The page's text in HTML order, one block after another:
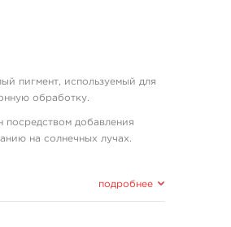
пигмент, используемый для
обработку.
посредством добавления
на солнечных лучах.
подробнее